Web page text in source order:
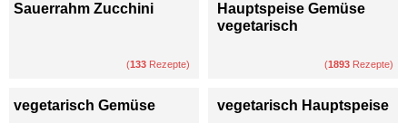
Sauerrahm Zucchini
(133 Rezepte)
Hauptspeise Gemüse
vegetarisch
(1893 Rezepte)
vegetarisch Gemüse vegetarisch Hauptspeise